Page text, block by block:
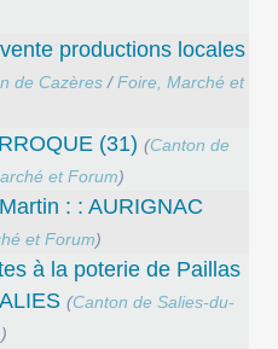
productions locales
de Cazères /Foire, Marché et
(31) (Canton de
et Forum)
: : AURIGNAC
et Forum)
à la poterie de Paillas
(Canton de Salies-du-
)